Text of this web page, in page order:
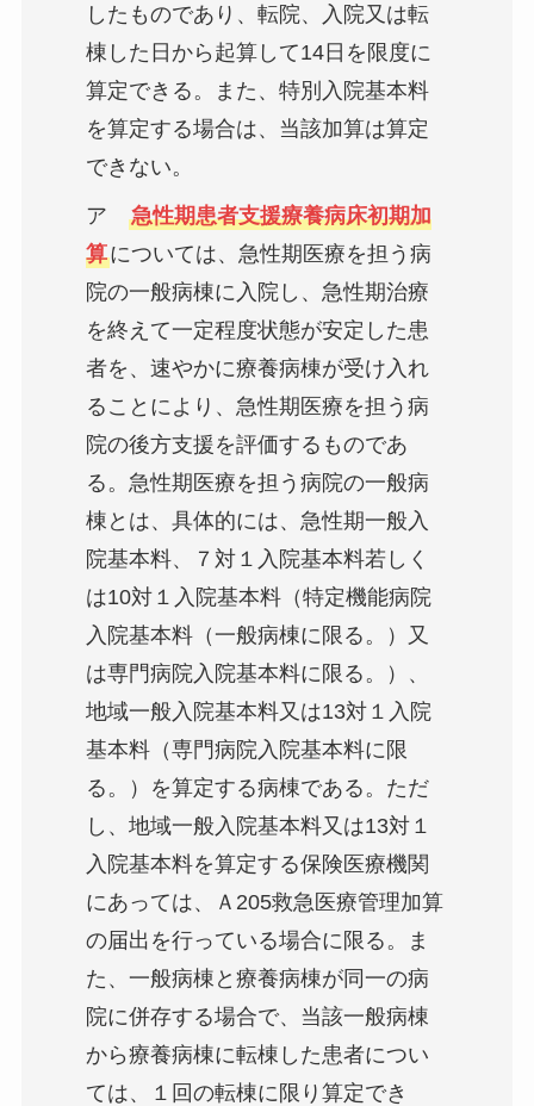
したものであり、転院、入院又は転
棟した日から起算して14日を限度に
算定できる。また、特別入院基本料
を算定する場合は、当該加算は算定
できない。
ア 急性期患者支援療養病床初期加
算については、急性期医療を担う病
院の一般病棟に入院し、急性期治療
を終えて一定程度状態が安定した患
者を、速やかに療養病棟が受け入れ
ることにより、急性期医療を担う病
院の後方支援を評価するものであ
る。急性期医療を担う病院の一般病
棟とは、具体的には、急性期一般入
院基本料、７対１入院基本料若しく
は10対１入院基本料（特定機能病院
入院基本料（一般病棟に限る。）又
は専門病院入院基本料に限る。）、
地域一般入院基本料又は13対１入院
基本料（専門病院入院基本料に限
る。）を算定する病棟である。ただ
し、地域一般入院基本料又は13対１
入院基本料を算定する保険医療機関
にあっては、Ａ205救急医療管理加算
の届出を行っている場合に限る。ま
た、一般病棟と療養病棟が同一の病
院に併存する場合で、当該一般病棟
から療養病棟に転棟した患者につい
ては、１回の転棟に限り算定でき